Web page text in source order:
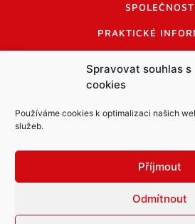
Spravovat souhlas s
cookies
Používáme cookies k optimalizaci našich
služeb.
Příjmout
Odmítnout
SPOLEČNOST
PRAKTICKÉ
INFORMACE A KODEX
LOGO A LOGO
Informace o zpracování